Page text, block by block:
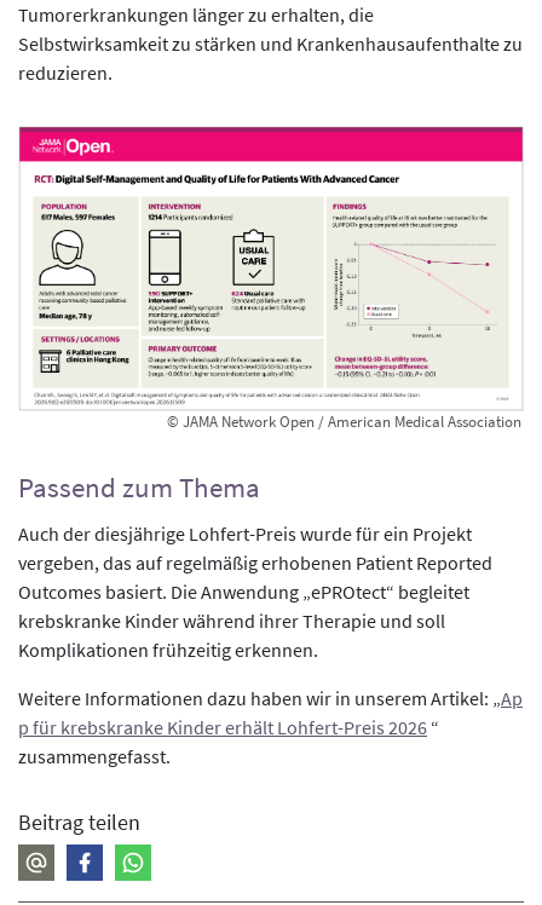
Tumorerkrankungen länger zu erhalten, die
Selbstwirksamkeit zu stärken und Krankenhausaufenthalte zu
reduzieren.
© JAMA Network Open / American Medical Association
Passend zum Thema
Auch der diesjährige Lohfert-Preis wurde für ein Projekt
vergeben, das auf regelmäßig erhobenen Patient Reported
Outcomes basiert. Die Anwendung „ePROtect“ begleitet
krebskranke Kinder während ihrer Therapie und soll
Komplikationen frühzeitig erkennen.
Weitere Informationen dazu haben wir in unserem Artikel: „Ap
p für krebskranke Kinder erhält Lohfert-Preis 2026 “
zusammengefasst.
Beitrag teilen